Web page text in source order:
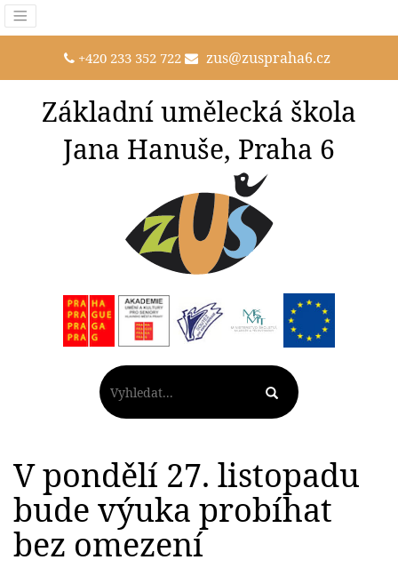
+420 233 352 722 zus@zuspraha6.cz
Základní umělecká škola
Jana Hanuše, Praha 6
V pondělí 27. listopadu
bude výuka probíhat
bez omezení